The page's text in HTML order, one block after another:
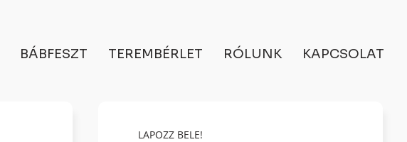
BÁBFESZT TEREMBÉRLET RÓLUNK KAPCSOLAT
LAPOZZ BELE!